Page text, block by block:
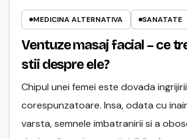
MEDICINA ALTERNATIVA SANATATE
Ventuze masaj facial – ce
stii despre ele?
Chipul unei femei este dovada ingrijirii
corespunzatoare. Insa, odata cu
varsta, semnele imbatranirii si a